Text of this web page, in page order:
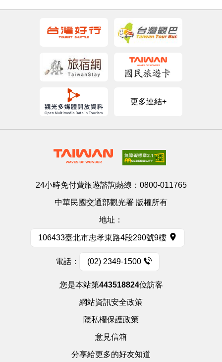
更多連結+
24小時免付費旅遊諮詢熱線： 0800-011765
中華民國交通部觀光署 版權所有
地址：
106433臺北市忠孝東路4段290號9樓
電話： (02) 2349-1500
您是本站第443518824位訪客
網站資訊安全政策
隱私權保護政策
意見信箱
分享給更多的好友知道